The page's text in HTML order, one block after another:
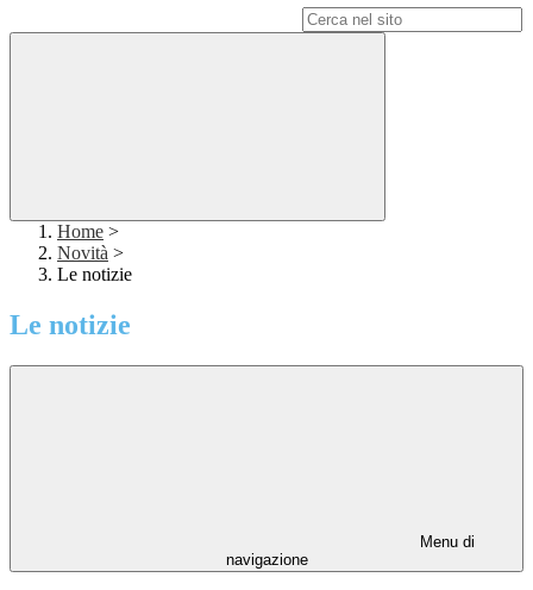
Home >
Novità >
Le notizie
Le notizie
Menu di
navigazione